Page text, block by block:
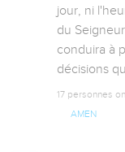
jour, ni
du
conduira à
décisions
17 personnes
AMEN